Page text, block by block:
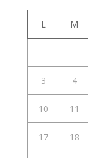
L M
3 4
10 11
17 18